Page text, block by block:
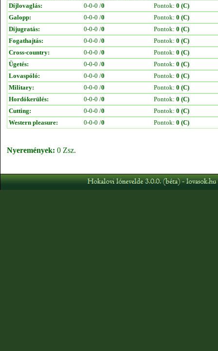
Díjlovaglás:
0-0-0 /0 Pontok: 0 (C)
Galopp:
0-0-0 /0 Pontok: 0 (C)
Díjugratás:
0-0-0 /0 Pontok: 0 (C)
Fogathajtás:
0-0-0 /0 Pontok: 0 (C)
Cross-country:
0-0-0 /0 Pontok: 0 (C)
Ügetés:
0-0-0 /0 Pontok: 0 (C)
Lovaspóló:
0-0-0 /0 Pontok: 0 (C)
Military:
0-0-0 /0 Pontok: 0 (C)
Hordókerülés:
0-0-0 /0 Pontok: 0 (C)
Cutting:
0-0-0 /0 Pontok: 0 (C)
Western pleasure:
0-0-0 /0 Pontok: 0 (C)
Nyeremények: 0 Zsz.